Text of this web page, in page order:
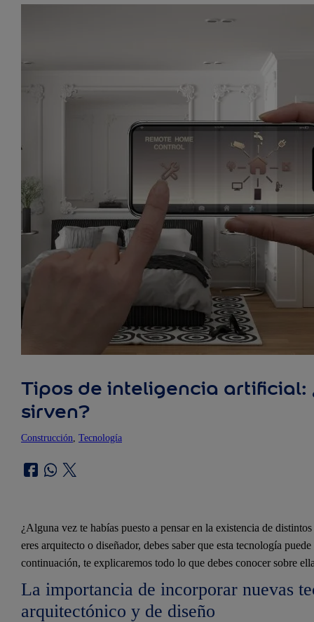
Tipos de inteligencia artificial:
sirven?
Construcción Tecnología
¿Alguna vez te habías puesto a pensar en la existencia de distintos
eres arquitecto o diseñador, debes saber que esta tecnología
continuación, te explicaremos todo lo que debes conocer sobre
La importancia de incorporar nuevas
arquitectónico y de diseño